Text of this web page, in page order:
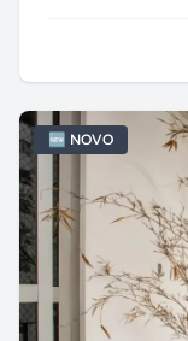
🆕 NOVO